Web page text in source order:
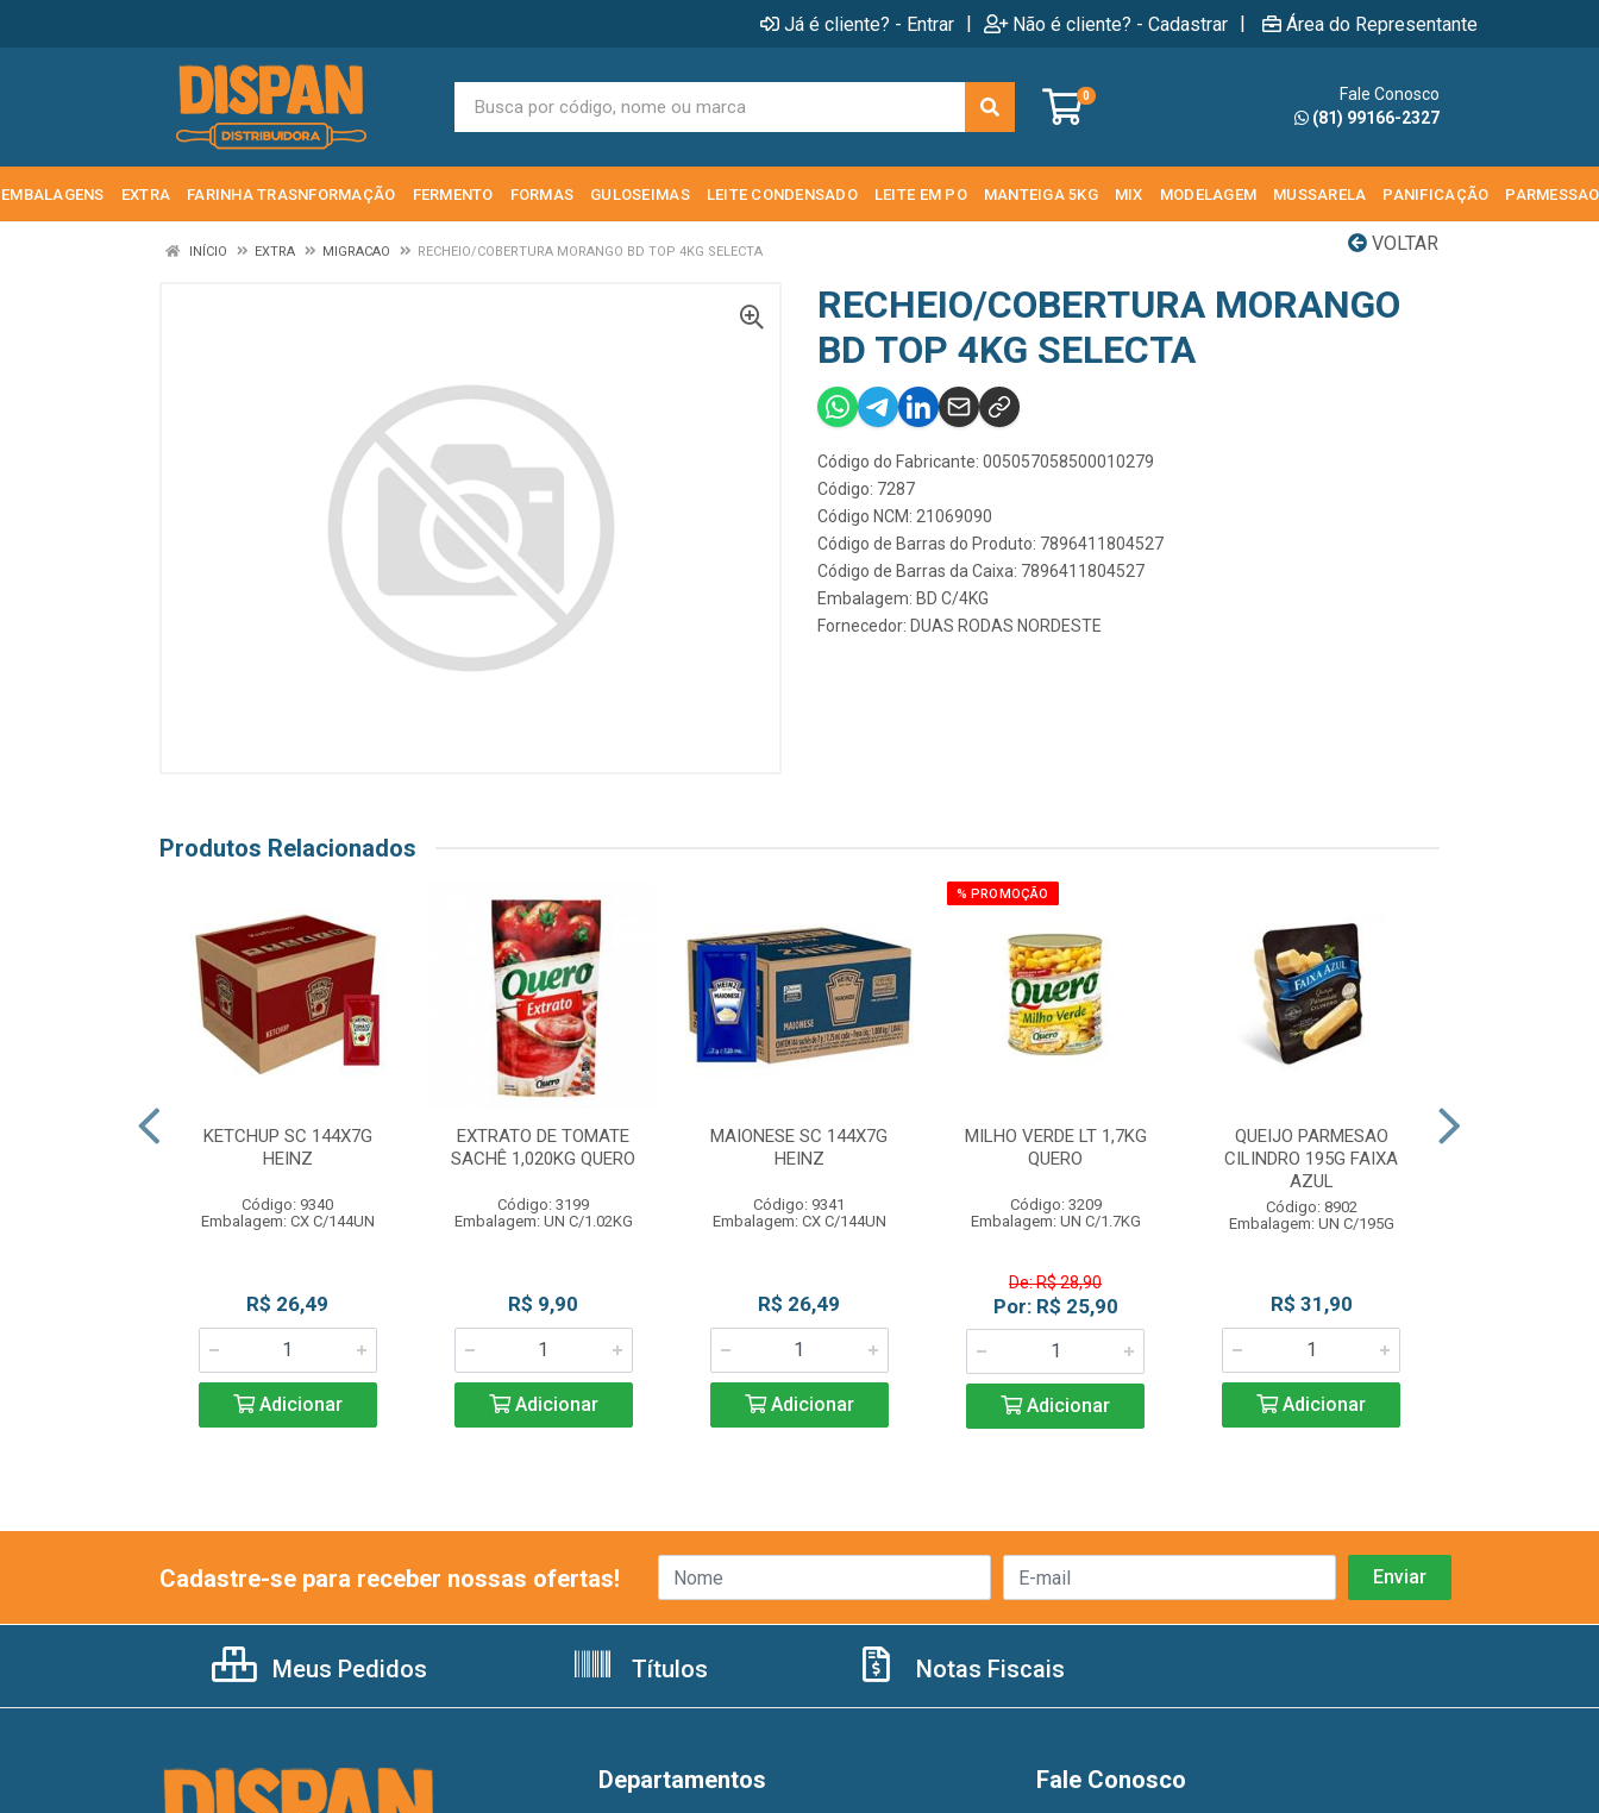
Já é cliente? - Entrar | Não é cliente? - Cadastrar | Área do Representante
0
Fale Conosco
(81) 99166-2327
EMBALAGENS EXTRA FARINHA TRASNFORMAÇÃO FERMENTO FORMAS GULOSEIMAS LEITE CONDENSADO LEITE EM PO MANTEIGA 5KG MIX MODELAGEM MUSSARELA PANIFICAÇÃO PARMESSAO
VOLTAR
INÍCIO EXTRA MIGRACAO RECHEIO/COBERTURA MORANGO BD TOP 4KG SELECTA
RECHEIO/COBERTURA MORANGO
BD TOP 4KG SELECTA
Código do Fabricante: 005057058500010279
Código: 7287
Código NCM: 21069090
Código de Barras do Produto: 7896411804527
Código de Barras da Caixa: 7896411804527
Embalagem: BD C/4KG
Fornecedor: DUAS RODAS NORDESTE
Produtos Relacionados
KETCHUP SC 144X7G
HEINZ
Código: 9340
Embalagem: CX C/144UN
R$ 26,49
Adicionar
EXTRATO DE TOMATE
SACHÊ 1,020KG QUERO
Código: 3199
Embalagem: UN C/1.02KG
R$ 9,90
Adicionar
MAIONESE SC 144X7G
HEINZ
Código: 9341
Embalagem: CX C/144UN
R$ 26,49
Adicionar
% PROMOÇÃO
MILHO VERDE LT 1,7KG
QUERO
Código: 3209
Embalagem: UN C/1.7KG
De: R$ 28,90
Por: R$ 25,90
Adicionar
QUEIJO PARMESAO
CILINDRO 195G FAIXA
AZUL
Código: 8902
Embalagem: UN C/195G
R$ 31,90
Adicionar
Cadastre-se para receber nossas ofertas!
Meus Pedidos Títulos Notas Fiscais
Departamentos Fale Conosco